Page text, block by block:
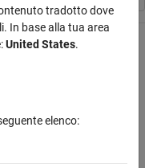
tradotto dove
In base alla tua area
United States.
elenco: